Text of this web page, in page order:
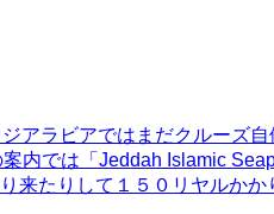
アラビアではまだクルーズ自
内では「Jeddah Islamic
来たりして１５０リヤルかか